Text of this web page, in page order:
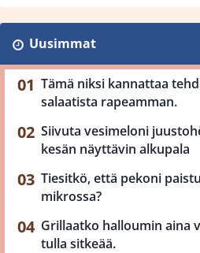
Uusimmat
Tämä niksi kannattaa
salaatista rapeamman.
Siivuta vesimeloni
kesän näyttävin alkupala
Tiesitkö, että pekoni
mikrossa?
Grillaatko halloumin aina
tulla sitkeää.